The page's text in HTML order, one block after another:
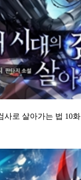
사로 살아가는 법 10화